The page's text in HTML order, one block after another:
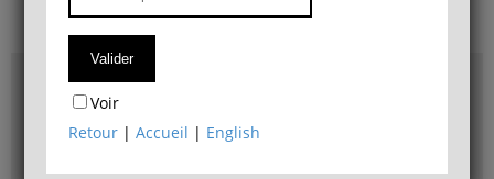
Accès & plans
Bibliothèque du Département de philosophie
Voir
Retour |Accueil | English